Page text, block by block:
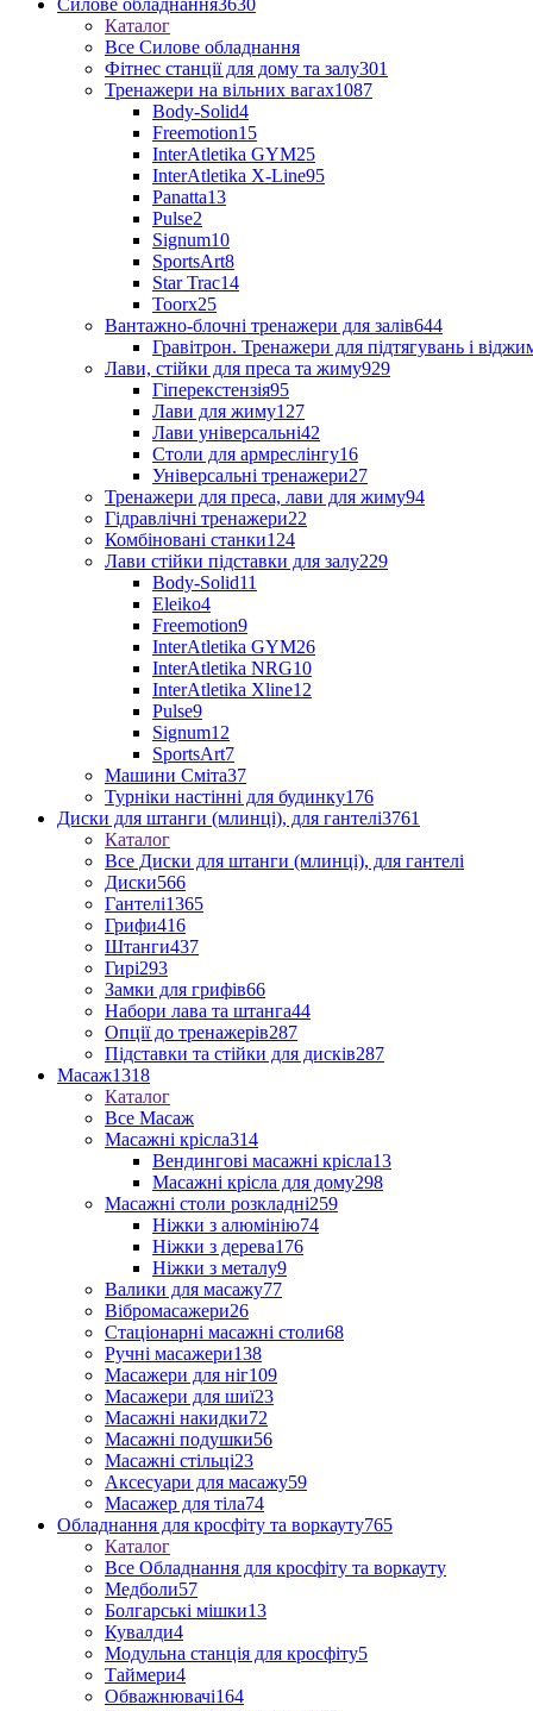
Силове обладнання3630
Каталог
Все Силове обладнання
Фітнес станції для дому та залу301
Тренажери на вільних вагах1087
Body-Solid4
Freemotion15
InterAtletika GYM25
InterAtletika X-Line95
Panatta13
Pulse2
Signum10
SportsArt8
Star Trac14
Toorx25
Вантажно-блочні тренажери для залів644
Гравітрон. Тренажери для підтягувань і
Лави, стійки для преса та жиму929
Гіперекстензія95
Лави для жиму127
Лави універсальні42
Столи для армреслінгу16
Універсальні тренажери27
Тренажери для преса, лави для жиму94
Гідравлічні тренажери22
Комбіновані станки124
Лави стійки підставки для залу229
Body-Solid11
Eleiko4
Freemotion9
InterAtletika GYM26
InterAtletika NRG10
InterAtletika Xline12
Pulse9
Signum12
SportsArt7
Машини Сміта37
Турніки настінні для будинку176
Диски для штанги (млинці), для гантелі3761
Каталог
Все Диски для штанги (млинці), для гантелі
Диски566
Гантелі1365
Грифи416
Штанги437
Гирі293
Замки для грифів66
Набори лава та штанга44
Опції до тренажерів287
Підставки та стійки для дисків287
Масаж1318
Каталог
Все Масаж
Масажні крісла314
Вендингові масажні крісла13
Масажні крісла для дому298
Масажні столи розкладні259
Ніжки з алюмінію74
Ніжки з дерева176
Ніжки з металу9
Валики для масажу77
Вібромасажери26
Стаціонарні масажні столи68
Ручні масажери138
Масажери для ніг109
Масажери для шиї23
Масажні накидки72
Масажні подушки56
Масажні стільці23
Аксесуари для масажу59
Масажер для тіла74
Обладнання для кросфіту та воркауту765
Каталог
Все Обладнання для кросфіту та воркауту
Медболи57
Болгарські мішки13
Кувалди4
Модульна станція для кросфіту5
Таймери4
Обважнювачі164